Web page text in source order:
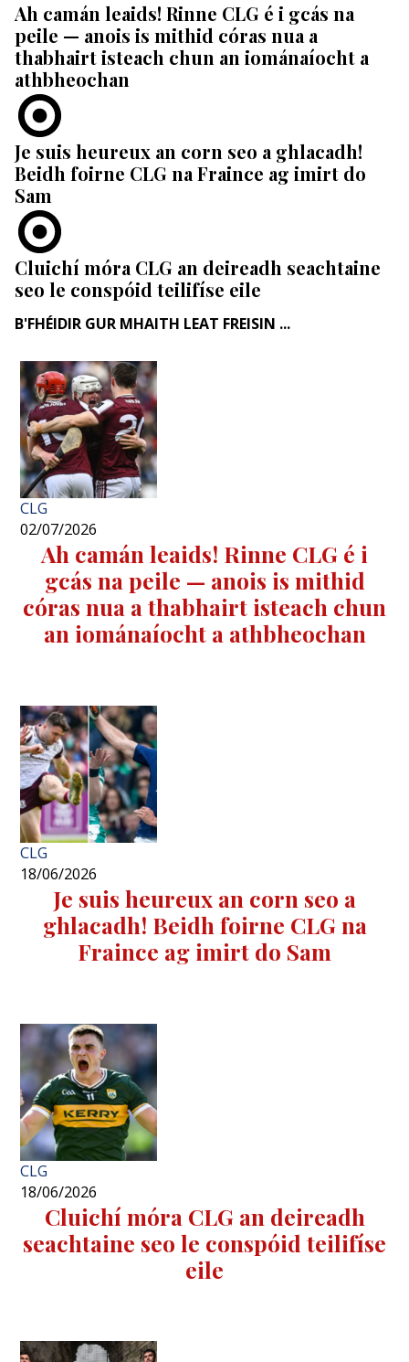
Ah camán leaids! Rinne CLG é i gcás na
peile — anois is mithid córas nua a
thabhairt isteach chun an iománaíocht a
athbheochan
Je suis heureux an corn seo a ghlacadh!
Beidh foirne CLG na Fraince ag imirt do
Sam
Cluichí móra CLG an deireadh seachtaine
seo le conspóid teilifíse eile
B'FHÉIDIR GUR MHAITH LEAT FREISIN ...
CLG
02/07/2026
Ah camán leaids! Rinne CLG é i
gcás na peile — anois is mithid
córas nua a thabhairt isteach chun
an iománaíocht a athbheochan
CLG
18/06/2026
Je suis heureux an corn seo a
ghlacadh! Beidh foirne CLG na
Fraince ag imirt do Sam
CLG
18/06/2026
Cluichí móra CLG an deireadh
seachtaine seo le conspóid teilifíse
eile